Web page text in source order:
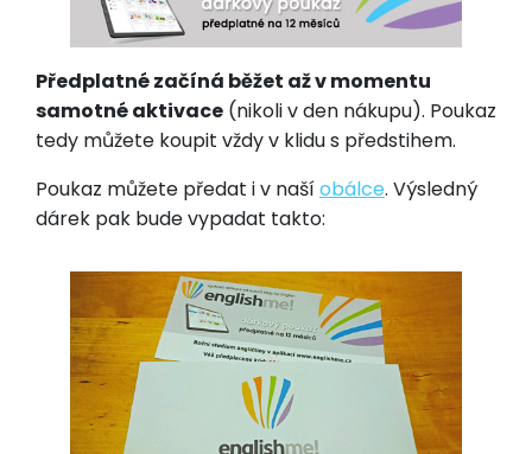
Předplatné začíná běžet až v momentu
samotné aktivace (nikoli v den nákupu). Poukaz
tedy můžete koupit vždy v klidu s předstihem.
Poukaz můžete předat i v našíobálce. Výsledný
dárek pak bude vypadat takto: